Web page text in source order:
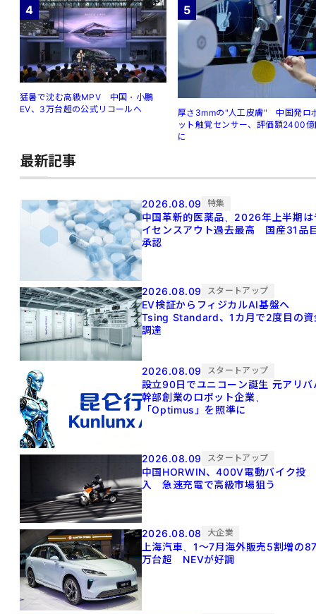
4
猛暑で沈む高級MPV 中国・小鵬
EV、3万台超の公式リコールへ
5
厚さ3mmの"人工皮膚" 中国発ロ
ット触覚センサー、評価額2400
に
最新記事
2026.08.09 特集
中国革新的医薬品、2026年上半期は
イセンスアウト過去最高 国産31品
承認
2026.08.09 スタートアップ
EV検証からフィジカルAI基盤へ
Tsing Standard、1カ月で2度目の資
調達
2026.08.09 スタートアップ
設立90日でユニコーン誕生 元アリババ
幹部創業のロボット企業、
「Optimus」を照準に
2026.08.09 スタートアップ
中国HORWIN、400V電動バイク投
入 急速充電で高級市場狙う
2026.08.08 大企業
上海汽車、1～7月海外販売5割増の
万台超 NEVが好調